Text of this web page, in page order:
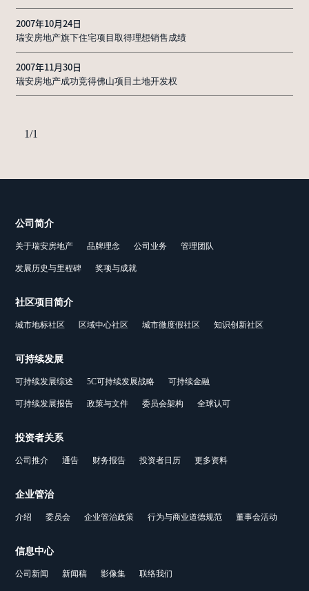
2007年10月24日
瑞安房地产旗下住宅项目取得理想销售成绩
2007年11月30日
瑞安房地产成功竞得佛山项目土地开发权
1/1
公司简介
关于瑞安房地产 品牌理念 公司业务 管理团队
发展历史与里程碑 奖项与成就
社区项目简介
城市地标社区 区域中心社区 城市微度假社区 知识创新社区
可持续发展
可持续发展综述 5C可持续发展战略 可持续金融
可持续发展报告 政策与文件 委员会架构 全球认可
投资者关系
公司推介 通告 财务报告 投资者日历 更多资料
企业管治
介绍 委员会 企业管治政策 行为与商业道德规范 董事会活动
信息中心
公司新闻 新闻稿 影像集 联络我们